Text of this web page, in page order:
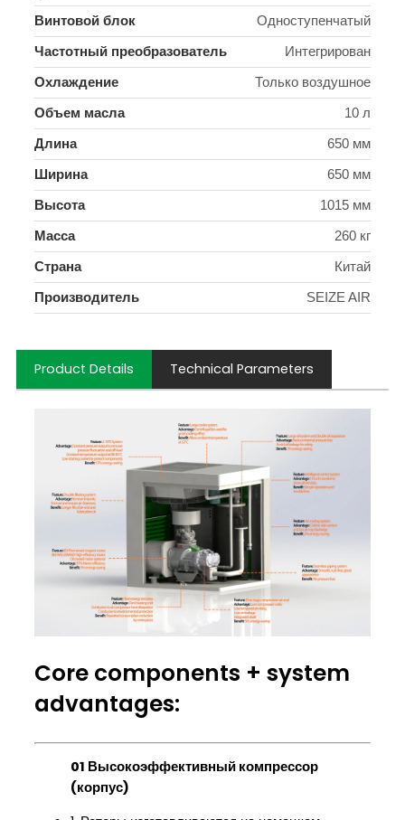
Винтовой блок Одноступенчатый
Частотный преобразователь Интегрирован
Охлаждение Только воздушное
Объем масла 10 л
Длина 650 мм
Ширина 650 мм
Высота 1015 мм
Масса 260 кг
Страна Китай
Производитель SEIZE AIR
Product Details Technical Parameters
Core components + system
advantages:
01 Высокоэффективный компрессор
(корпус)